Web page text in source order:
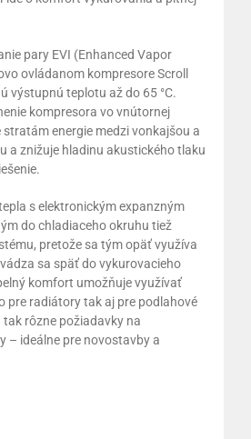
pary EVI (Enhanced Vapor
ovládanom kompresore Scroll
výstupnú teplotu až do 65 °C.
kompresora vo vnútornej
energie medzi vonkajšou a
a znižuje hladinu akustického tlaku
s elektronickým expanzným
do chladiaceho okruhu tiež
pretože sa tým opäť využíva
sa späť do vykurovacieho
komfort umožňuje využívať
pre radiátory tak aj pre podlahové
rôzne požiadavky na
– ideálne pre novostavby a